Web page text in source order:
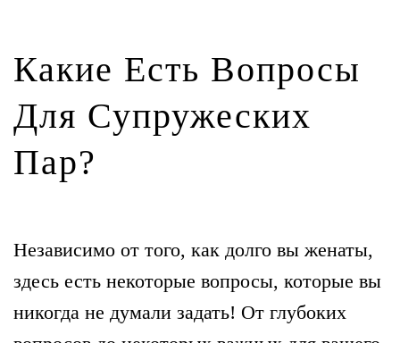
Какие Есть Вопросы
Для Супружеских
Пар?
Независимо от того, как долго вы женаты,
здесь есть некоторые вопросы, которые вы
никогда не думали задать! От глубоких